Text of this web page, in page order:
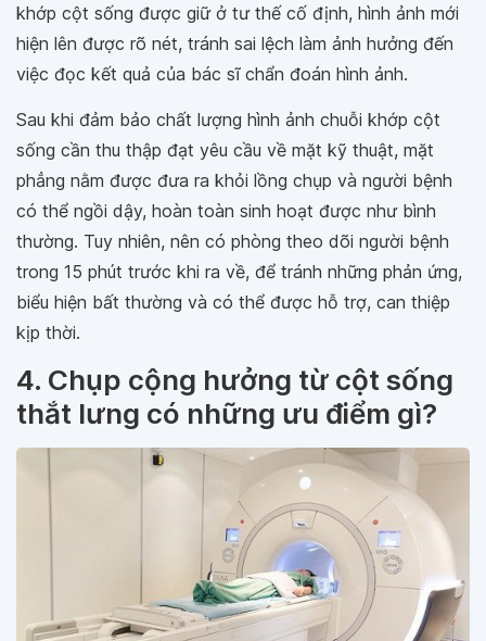
khớp cột sống được giữ ở tư thế cố định, hình ảnh mới
hiện lên được rõ nét, tránh sai lệch làm ảnh hưởng đến
việc đọc kết quả của bác sĩ chẩn đoán hình ảnh.
Sau khi đảm bảo chất lượng hình ảnh chuỗi khớp cột
sống cần thu thập đạt yêu cầu về mặt kỹ thuật, mặt
phẳng nằm được đưa ra khỏi lồng chụp và người bệnh
có thể ngồi dậy, hoàn toàn sinh hoạt được như bình
thường. Tuy nhiên, nên có phòng theo dõi người bệnh
trong 15 phút trước khi ra về, để tránh những phản ứng,
biểu hiện bất thường và có thể được hỗ trợ, can thiệp
kịp thời.
4. Chụp cộng hưởng từ cột sống
thắt lưng có những ưu điểm gì?